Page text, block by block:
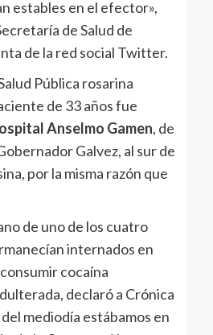
estables en el efector»,
de Salud de
de la red social Twitter.
Pública rosarina
de 33 años fue
Anselmo Gamen, de
Galvez, al sur de
por la misma razón que
de uno de los cuatro
internados en
cocaína
declaró a Crónica
mediodía estábamos en